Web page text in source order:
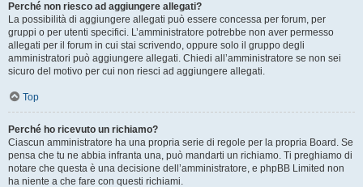
Perché non riesco ad aggiungere allegati?
La possibilità di aggiungere allegati può essere concessa per forum, per
gruppi o per utenti specifici. L’amministratore potrebbe non aver permesso
allegati per il forum in cui stai scrivendo, oppure solo il gruppo degli
amministratori può aggiungere allegati. Chiedi all’amministratore se non sei
sicuro del motivo per cui non riesci ad aggiungere allegati.
Top
Perché ho ricevuto un richiamo?
Ciascun amministratore ha una propria serie di regole per la propria Board. Se
pensa che tu ne abbia infranta una, può mandarti un richiamo. Ti preghiamo di
notare che questa è una decisione dell’amministratore, e phpBB Limited non
ha niente a che fare con questi richiami.